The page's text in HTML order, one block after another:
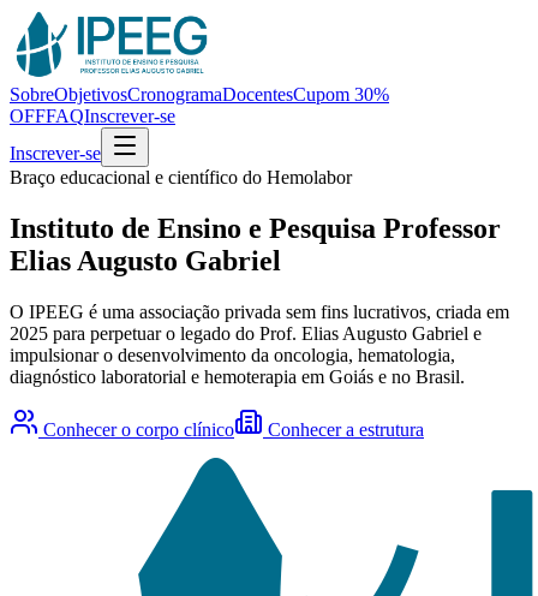
SobreObjetivosCronogramaDocentesCupom 30%
OFFFAQInscrever-se
Inscrever-se
Braço educacional e científico do Hemolabor
Instituto de Ensino e Pesquisa Professor
Elias Augusto Gabriel
O IPEEG é uma associação privada sem fins lucrativos, criada em
2025 para perpetuar o legado do Prof. Elias Augusto Gabriel e
impulsionar o desenvolvimento da oncologia, hematologia,
diagnóstico laboratorial e hemoterapia em Goiás e no Brasil.
Conhecer o corpo clínico Conhecer a estrutura